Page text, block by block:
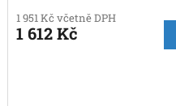
1 951 Kč včetně DPH
1 612 Kč